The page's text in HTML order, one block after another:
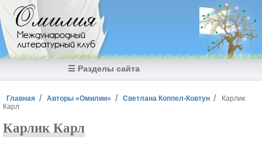
Перейти к основному содержанию
Омилия
Международный
литературный клуб
☰ Разделы сайта
Вы здесь
Главная Авторы «Омилии» Светлана Коппел-Ковтун
Карлик
Карл
Карлик Карл